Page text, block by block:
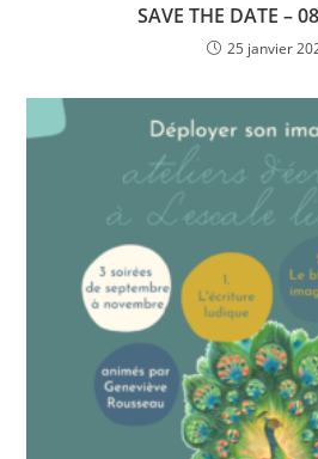
SAVE THE DATE –
25 janvier